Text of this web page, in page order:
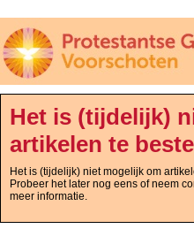
Het is (tijdelijk)
artikelen te
Het is (tijdelijk) niet mogelijk om
Probeer het later nog eens of neem
meer informatie.